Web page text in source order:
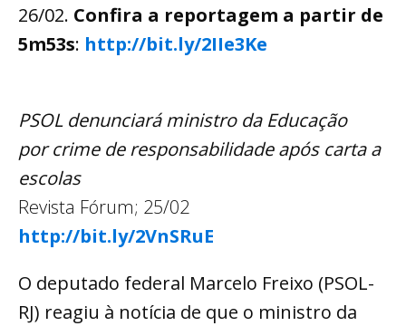
26/02. Confira a reportagem a partir de
5m53s: http://bit.ly/2IIe3Ke
PSOL denunciará ministro da Educação
por crime de responsabilidade após carta a
escolas
Revista Fórum; 25/02
http://bit.ly/2VnSRuE
O deputado federal Marcelo Freixo (PSOL-
RJ) reagiu à notícia de que o ministro da